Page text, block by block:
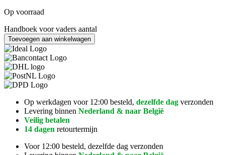
Op voorraad
Handboek voor vaders aantal
Toevoegen aan winkelwagen
Op werkdagen voor 12:00 besteld, dezelfde dag verzonden
Levering binnen Nederland & naar België
Veilig betalen
14 dagen retourtermijn
Voor 12:00 besteld, dezelfde dag verzonden